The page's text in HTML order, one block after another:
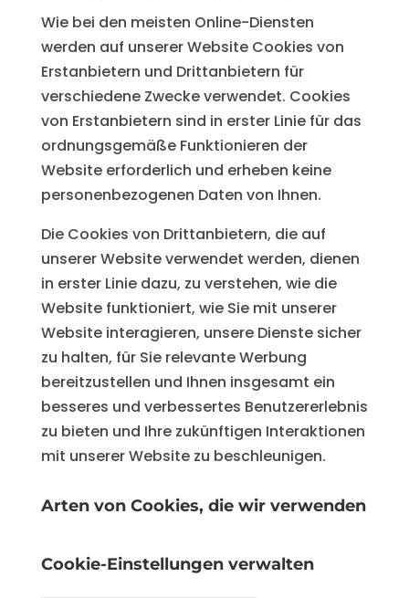
Wie bei den meisten Online-Diensten
werden auf unserer Website Cookies von
Erstanbietern und Drittanbietern für
verschiedene Zwecke verwendet. Cookies
von Erstanbietern sind in erster Linie für das
ordnungsgemäße Funktionieren der
Website erforderlich und erheben keine
personenbezogenen Daten von Ihnen.
Die Cookies von Drittanbietern, die auf
unserer Website verwendet werden, dienen
in erster Linie dazu, zu verstehen, wie die
Website funktioniert, wie Sie mit unserer
Website interagieren, unsere Dienste sicher
zu halten, für Sie relevante Werbung
bereitzustellen und Ihnen insgesamt ein
besseres und verbessertes Benutzererlebnis
zu bieten und Ihre zukünftigen Interaktionen
mit unserer Website zu beschleunigen.
Arten von Cookies, die wir verwenden
Cookie-Einstellungen verwalten